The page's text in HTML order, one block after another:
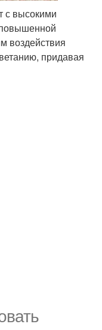
с высокими
воздействия
придавая